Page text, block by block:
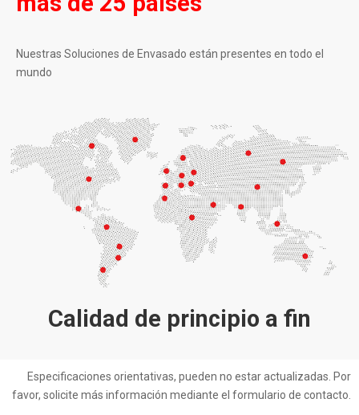
Nuestras Soluciones de Envasado están presentes en todo el
mundo
Calidad de principio a fin
Especificaciones orientativas, pueden no estar actualizadas. Por
favor, solicite más información mediante el formulario de contacto.